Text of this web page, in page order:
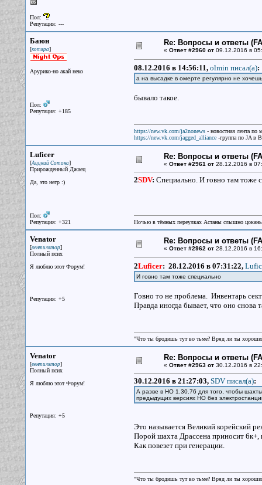
Пол:
Репутация: ---
Баюн
[котяра]
Арурико-но акай неко
Пол:
Репутация: +185
Re: Вопросы и ответы
« Ответ #2960 от09.12.2016 в
08.12.2016 в 14:56:11, olmin писал(a):
а на высадке в омерте регулярно не
бывало такое.
https://new.vk.com/ja2nonews- новостная лента по
https://new.vk.com/jagged_alliance-группа по JA в
Luficer
[Аццкий Сотона]
Прирожденный Джаец
Да, это негр :)
Пол:
Репутация: +321
Re: Вопросы и ответы
« Ответ #2961 от28.12.2016 в
2SDV: Специально. И говно там тоже
Ночью в тёмных переулках Астаны слышно
Venator
[вентилятор]
Полный псих
Я люблю этот Форум!
Репутация: +5
Re: Вопросы и ответы
« Ответ #2962 от28.12.2016 в
2Luficer: 28.12.2016 в 07:31:22,
И говно там тоже специально
Говно то не проблема. Инвентарь
Правда иногда бывает, что оно снова
"Что ты бродишь тут во тьме? Вряд ли ты
Venator
[вентилятор]
Полный псих
Я люблю этот Форум!
Репутация: +5
Re: Вопросы и ответы
« Ответ #2963 от30.12.2016 в
30.12.2016 в 21:27:03, SDV писал(a):
А разве в НО 1.30.76 для того, чтобы
предыдущих версиях НО без
Это называется Великий корейский
Порой шахта Драссена приносит 6к+,
Как повезет при генерации.
"Что ты бродишь тут во тьме? Вряд ли ты